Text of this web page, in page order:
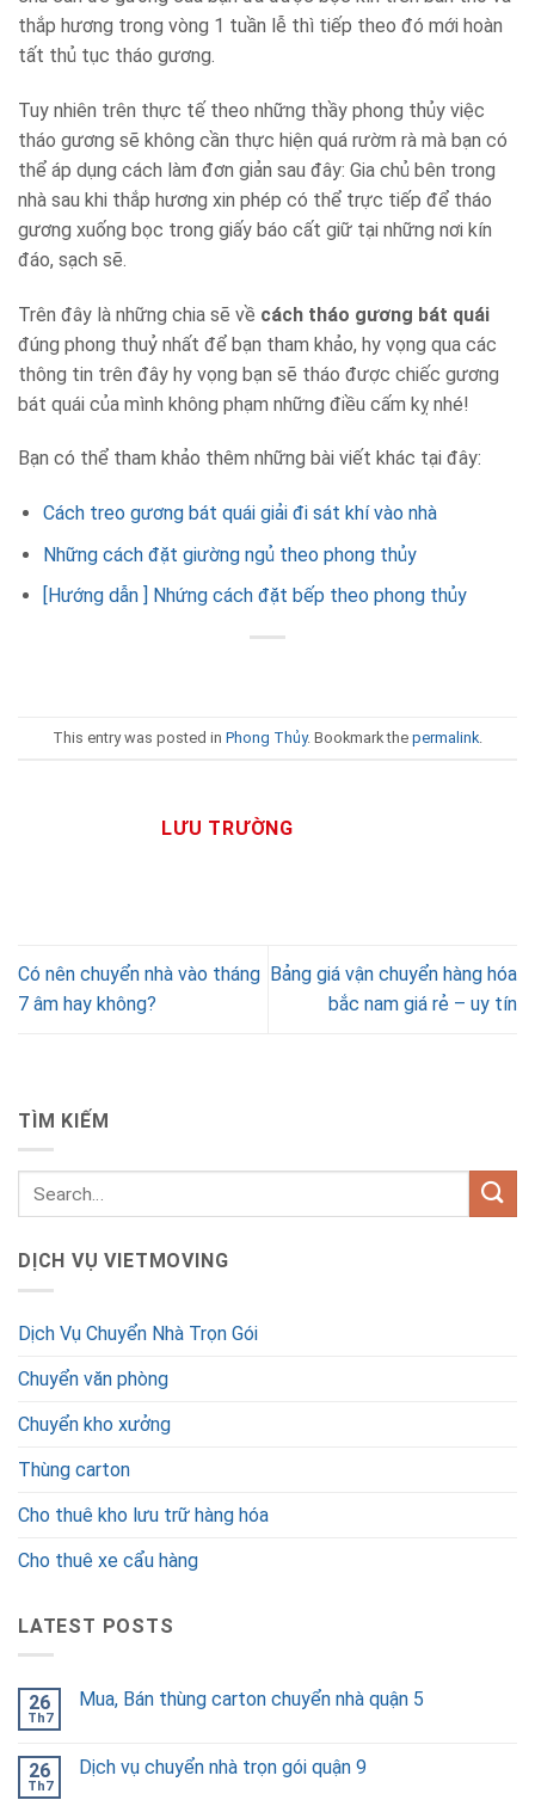
thắp hương trong vòng 1 tuần lễ thì tiếp theo đó mới hoàn
tất thủ tục tháo gương.
Tuy nhiên trên thực tế theo những thầy phong thủy việc
tháo gương sẽ không cần thực hiện quá rườm rà mà bạn có
thể áp dụng cách làm đơn giản sau đây: Gia chủ bên trong
nhà sau khi thắp hương xin phép có thể trực tiếp để tháo
gương xuống bọc trong giấy báo cất giữ tại những nơi kín
đáo, sạch sẽ.
Trên đây là những chia sẽ về cách tháo gương bát quái
đúng phong thuỷ nhất để bạn tham khảo, hy vọng qua các
thông tin trên đây hy vọng bạn sẽ tháo được chiếc gương
bát quái của mình không phạm những điều cấm kỵ nhé!
Bạn có thể tham khảo thêm những bài viết khác tại đây:
Cách treo gương bát quái giải đi sát khí vào nhà
Những cách đặt giường ngủ theo phong thủy
[Hướng dẫn ] Nhứng cách đặt bếp theo phong thủy
This entry was posted in Phong Thủy. Bookmark the permalink
LƯU TRƯỜNG
Có nên chuyển nhà vào tháng
7 âm hay không?
Bảng giá vận chuyển hàng hóa
bắc nam giá rẻ – uy tín
TÌM KIẾM
DỊCH VỤ VIETMOVING
Dịch Vụ Chuyển Nhà Trọn Gói
Chuyển văn phòng
Chuyển kho xưởng
Thùng carton
Cho thuê kho lưu trữ hàng hóa
Cho thuê xe cẩu hàng
LATEST POSTS
26
Th7
Mua, Bán thùng carton chuyển nhà quận 5
26
Th7
Dịch vụ chuyển nhà trọn gói quận 9